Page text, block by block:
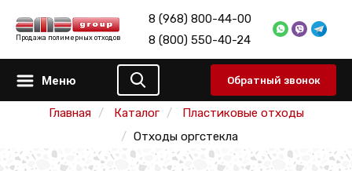
Продажа полимерных отходов
8 (968) 800-44-00
8 (800) 550-40-24
Меню Обратный звонок
Главная Каталог
Пластиковые отходы
Отходы оргстекла